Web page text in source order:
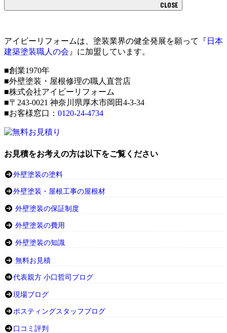
CLOSE
アイビーリフォームは、塗装業界の健全発展を願って『 日本
建築塗装職人の会 』に加盟しています。
■創業1970年
■外壁塗装・屋根修理の職人直営店
■株式会社アイビーリフォーム
■〒243-0021 神奈川県厚木市岡田4-3-34
■お客様窓口： 0120-24-4734
お見積をお考えの方は以下をご覧ください
外壁塗装の塗料
外壁塗装・屋根工事の屋根材
外壁塗装の保証制度
外壁塗装の費用
外壁塗装の知識
無料お見積
代表親方 小口哲司ブログ
現場ブログ
ポスティングスタッフブログ
口コミ評判